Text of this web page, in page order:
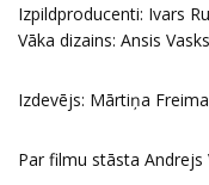
Izpildproducenti: Ivars
Vāka dizains: Ansis Vasks
Izdevējs: Mārtiņa
Par filmu stāsta